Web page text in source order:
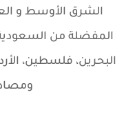
الشرق الأوسط و
المفضلة من
البحرين، فلسطين،